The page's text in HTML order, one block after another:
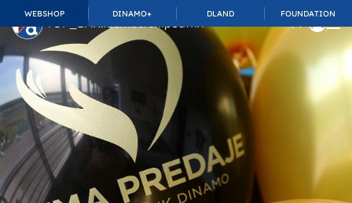
WEBSHOP DINAMO+ DLAND FOUNDATION
TOP_BAR.MembershipSuffix